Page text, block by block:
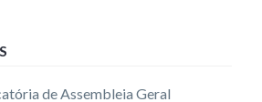
de Assembleia Geral